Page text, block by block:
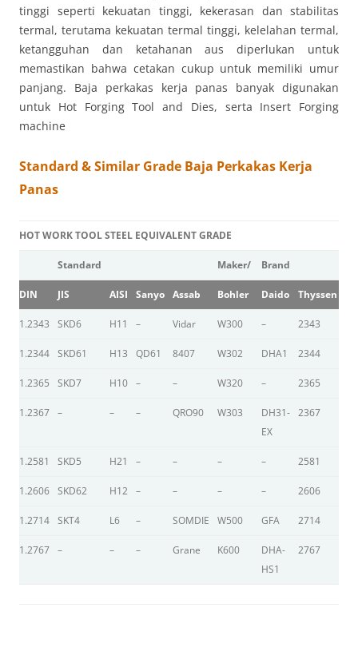
tinggi seperti kekuatan tinggi, kekerasan dan stabilitas
termal, terutama kekuatan termal tinggi, kelelahan termal,
ketangguhan dan ketahanan aus diperlukan untuk
memastikan bahwa cetakan cukup untuk memiliki umur
panjang. Baja perkakas kerja panas banyak digunakan
untuk Hot Forging Tool and Dies, serta Insert Forging
machine
Standard & Similar Grade Baja Perkakas Kerja
Panas
HOT WORK TOOL STEEL EQUIVALENT GRADE
Standard Maker/ Brand
DIN JIS AISI Sanyo Assab Bohler Daido Thyssen
1.2343 SKD6 H11 – Vidar W300 – 2343
1.2344 SKD61 H13 QD61 8407 W302 DHA1 2344
1.2365 SKD7 H10 – – W320 – 2365
1.2367 – – – QRO90 W303
DH31-
EX
2367
1.2581 SKD5 H21 – – – – 2581
1.2606 SKD62 H12 – – – – 2606
1.2714 SKT4 L6 – SOMDIE W500 GFA 2714
1.2767 – – – Grane K600
DHA-
HS1
2767